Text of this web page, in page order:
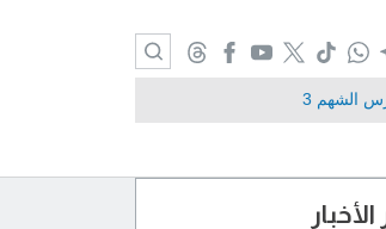
الشهم 3
الأخبار